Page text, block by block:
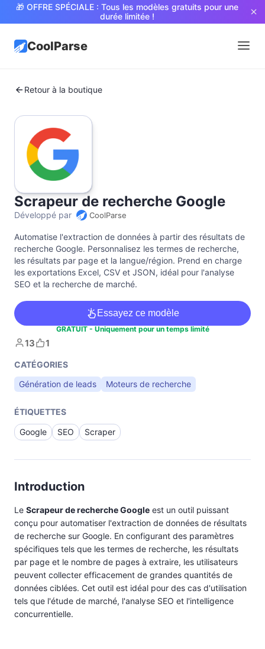
🎁 OFFRE SPÉCIALE : Tous les modèles gratuits pour une
durée limitée !
CoolParse
Retour à la boutique
Scrapeur de recherche Google
Développé par CoolParse
Automatise l'extraction de données à partir des résultats de
recherche Google. Personnalisez les termes de recherche,
les résultats par page et la langue/région. Prend en charge
les exportations Excel, CSV et JSON, idéal pour l'analyse
SEO et la recherche de marché.
Essayez ce modèle
GRATUIT - Uniquement pour un temps limité
13 1
CATÉGORIES
Génération de leads
Moteurs de recherche
ÉTIQUETTES
Google
SEO Scraper
Introduction
Le Scrapeur de recherche Google est un outil puissant
conçu pour automatiser l'extraction de données de résultats
de recherche sur Google. En configurant des paramètres
spécifiques tels que les termes de recherche, les résultats
par page et le nombre de pages à extraire, les utilisateurs
peuvent collecter efficacement de grandes quantités de
données ciblées. Cet outil est idéal pour des cas d'utilisation
tels que l'étude de marché, l'analyse SEO et l'intelligence
concurrentielle.